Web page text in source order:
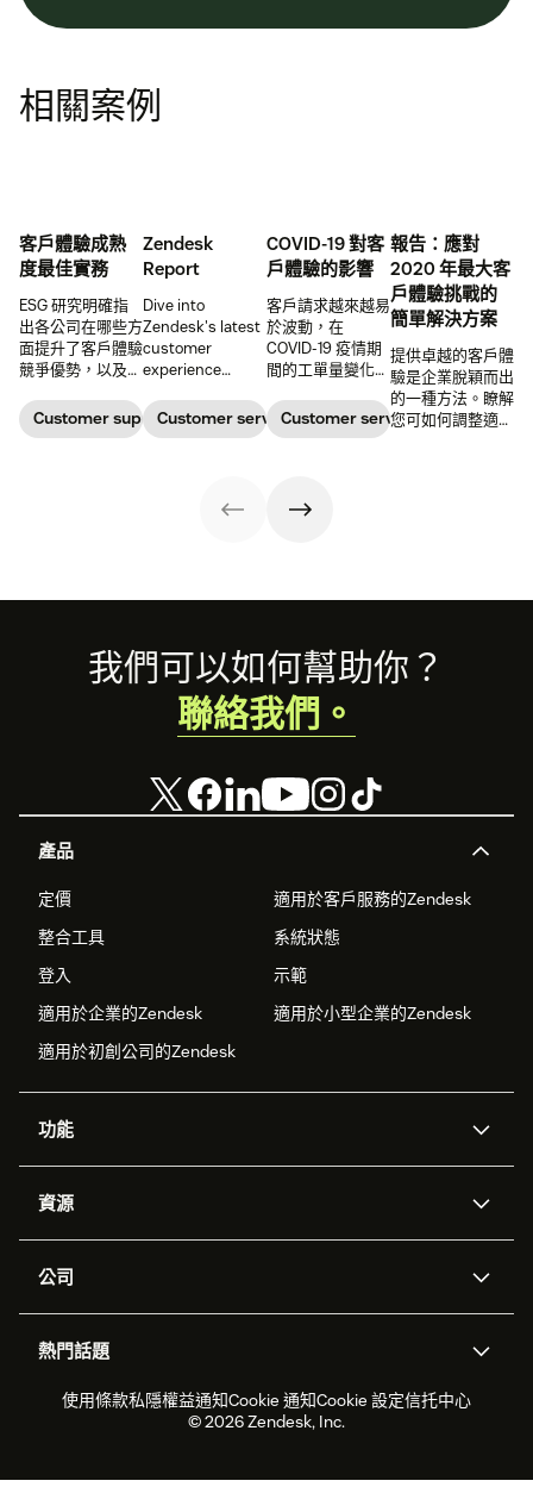
相關案例
客戶體驗成熟
度最佳實務
ESG 研究明確指
出各公司在哪些方
面提升了客戶體驗
競爭優勢，以及在
後。Customer support management
Zendesk
Report
Dive into
Zendesk's latest
customer
experience
where we'll
explore how (and
industry forward
Customer service metrics
COVID-19 對客
戶體驗的影響
客戶請求越來越易
於波動，在
COVID-19 疫情期
間的工單量變化給
力。Customer service metrics
報告：應對
2020 年最大客
戶體驗挑戰的
簡單解決方案
提供卓越的客戶體
驗是企業脫穎而出
的一種方法。瞭解
您可如何調整適應
Footer
產品
定價
適用於客戶服務的Zendesk
整合工具
系統狀態
登入
示範
適用於企業的Zendesk
適用於小型企業的Zendesk
適用於初創公司的Zendesk
功能
Zendesk人工智能
工單處理
即時交談
客戶入口網站
資源
應用程式介面和開發者
客戶案例
合作夥伴
專業服務
公司
職位空缺
可持續發展報告
Zendesk基金會
熱門話題
2026年客戶體驗趨勢
產品最新消息
客戶服務中心工單處理軟件
即時交談軟件
論壇軟件
我們可以如何幫助你？
聯絡我們。
使用條款私隱權益通知Cookie 通知Cookie 設定信托中心
© 2026 Zendesk, Inc.